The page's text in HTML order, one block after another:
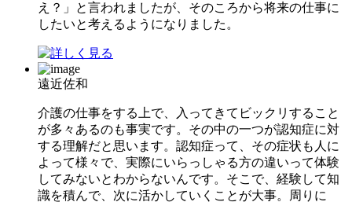
え？」と言われましたが、そのころから将来の仕事に
したいと考えるようになりました。
遠近佐和
介護の仕事をする上で、入ってきてビックリすること
が多々あるのも事実です。その中の一つが認知症に対
する理解だと思います。認知症って、その症状も人に
よって様々で、実際にいらっしゃる方の違いって体験
してみないとわからないんです。そこで、経験して知
識を積んで、次に活かしていくことが大事。周りに